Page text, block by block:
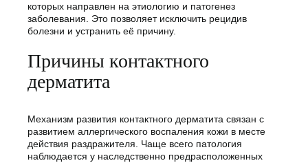
которых направлен на этиологию и патогенез
заболевания. Это позволяет исключить рецидив
болезни и устранить её причину.
Причины контактного
дерматита
Механизм развития контактного дерматита связан с
развитием аллергического воспаления кожи в месте
действия раздражителя. Чаще всего патология
наблюдается у наследственно предрасположенных